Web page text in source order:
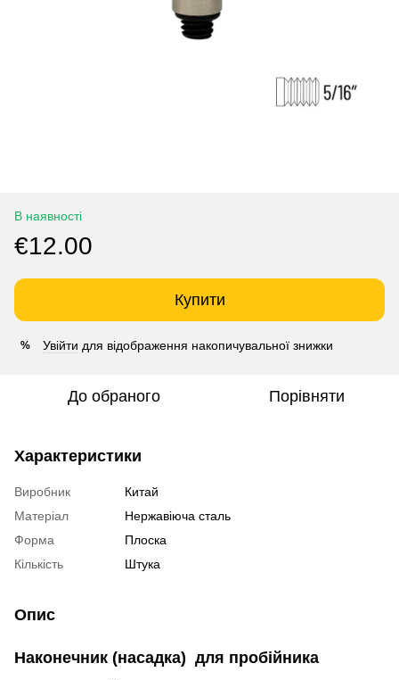
В наявності
€12.00
Купити
% Увійти для відображення накопичувальної знижки
До обраного Порівняти
Характеристики
Виробник
Китай
Матеріал
Нержавіюча сталь
Форма
Плоска
Кількість
Штука
Опис
Наконечник (насадка) для пробійника